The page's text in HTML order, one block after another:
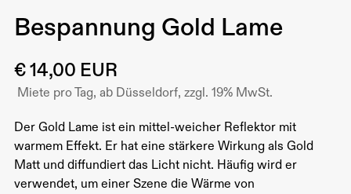
Bespannung Gold Lame
€ 14,00 EUR
Miete pro Tag, ab Düsseldorf, zzgl. 19% MwSt.
Der Gold Lame ist ein mittel-weicher Reflektor mit
warmem Effekt. Er hat eine stärkere Wirkung als Gold
Matt und diffundiert das Licht nicht. Häufig wird er
verwendet, um einer Szene die Wärme von